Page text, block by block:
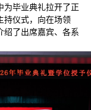
为毕业典礼拉开了正
持仪式，向在场领
绍了出席嘉宾、各系